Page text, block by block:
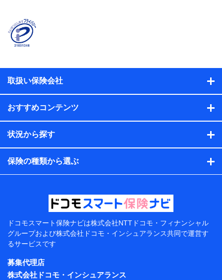
名、住所、生年月日、性別、保険契約者と被保険者の関
係、保険加入の目的、保険商品の内容、保険料、保険料
のお支払方法、車のメーカーや走行距離などの情報、建
ル内容や送信履歴の情報及び保険の更改案内等を提供し
保険契約情報
当社または株式会社NTTドコモ・フィナンシャルグルー
プが取得し、又は保有する保険契約に関する情報。例と
して、保険契約者及び被保険者の氏名、住所、生年月
日、性別、保険契約者と被保険者の関係、保険加入の目
的、保険商品の内容、保険料、保険料のお支払方法、車
のメーカーや走行距離などの情報、建物の構造や築年数
などの情報、ペットの種類や年齢などの情報などが含ま
提供当事者から受領当事者が個人データを取得する方法
電子的・電磁的方法等
【共同して利用する者の範囲】
当社
株式会社NTTドコモ・フィナンシャルグループ
【利用目的】
取扱い保険会社
おすすめコンテンツ
状況から探す
保険の種類から選ぶ
ドコモスマート保険ナビは株式会社NTTドコモ・フィナンシャル
グループおよび株式会社ドコモ・インシュアランス共同で運営す
るサービスです
募集代理店
株式会社ドコモ・インシュアランス